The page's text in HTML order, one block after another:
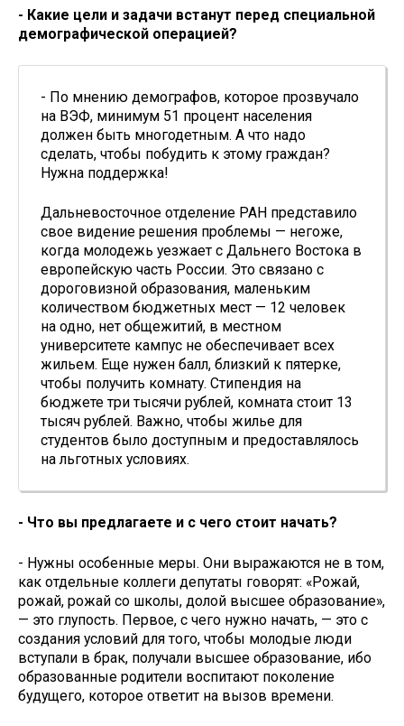
- Какие цели и задачи встанут перед специальной
демографической операцией?
- По мнению демографов, которое прозвучало
на ВЭФ, минимум 51 процент населения
должен быть многодетным. А что надо
сделать, чтобы побудить к этому граждан?
Нужна поддержка!
Дальневосточное отделение РАН представило
свое видение решения проблемы — негоже,
когда молодежь уезжает с Дальнего Востока в
европейскую часть России. Это связано с
дороговизной образования, маленьким
количеством бюджетных мест — 12 человек
на одно, нет общежитий, в местном
университете кампус не обеспечивает всех
жильем. Еще нужен балл, близкий к пятерке,
чтобы получить комнату. Стипендия на
бюджете три тысячи рублей, комната стоит 13
тысяч рублей. Важно, чтобы жилье для
студентов было доступным и предоставлялось
на льготных условиях.
- Что вы предлагаете и с чего стоит начать?
- Нужны особенные меры. Они выражаются не в том,
как отдельные коллеги депутаты говорят: «Рожай,
рожай, рожай со школы, долой высшее образование»,
— это глупость. Первое, с чего нужно начать, — это с
создания условий для того, чтобы молодые люди
вступали в брак, получали высшее образование, ибо
образованные родители воспитают поколение
будущего, которое ответит на вызов времени.